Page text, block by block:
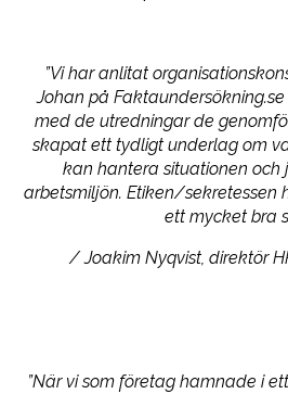
”Vi har anlitat
Johan på Faktaundersökning.se
med de utredningar de
skapat ett tydligt underlag om
kan hantera situationen och
arbetsmiljön. Etiken/sekretessen
ett mycket bra
/ Joakim Nyqvist, direktör
”När vi som företag hamnade i